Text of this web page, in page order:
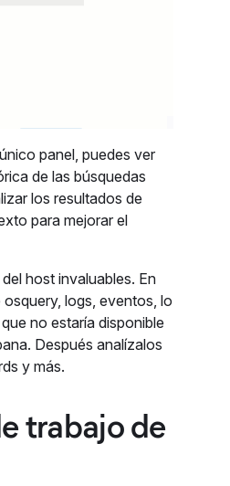
panel, puedes ver
de las búsquedas
los resultados de
para mejorar el
host invaluables. En
logs, eventos, lo
no estaría disponible
Después analízalos
y más.
trabajo de